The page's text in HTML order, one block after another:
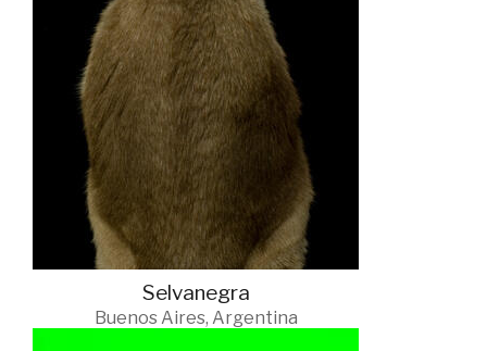
Selvanegra
Buenos Aires, Argentina